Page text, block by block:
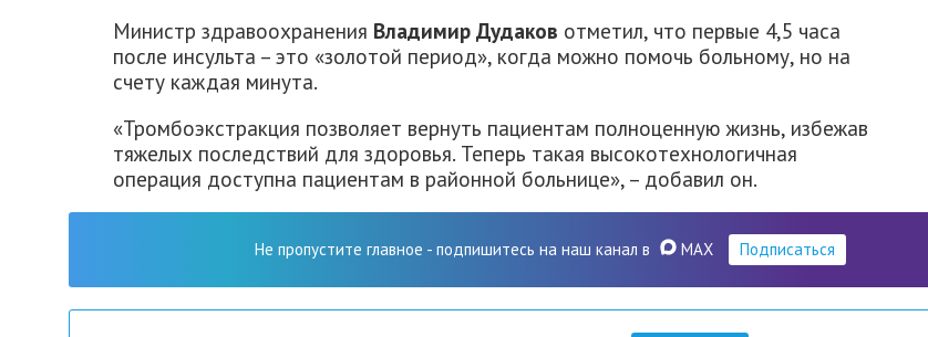
Министр здравоохранения Владимир Дудаков отметил, что первые 4,5 часа
после инсульта – это «золотой период», когда можно помочь больному, но на
счету каждая минута.
«Тромбоэкстракция позволяет вернуть пациентам полноценную жизнь, избежав
тяжелых последствий для здоровья. Теперь такая высокотехнологичная
операция доступна пациентам в районной больнице», – добавил он.
Не пропустите главное - подпишитесь на наш канал в MAX Подписаться